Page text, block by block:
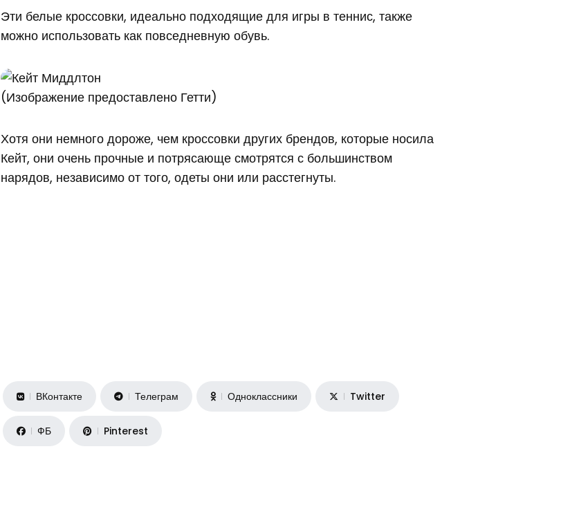
Эти белые кроссовки, идеально подходящие для игры в теннис, также
можно использовать как повседневную обувь.
(Изображение предоставлено Гетти)
Хотя они немного дороже, чем кроссовки других брендов, которые носила
Кейт, они очень прочные и потрясающе смотрятся с большинством
нарядов, независимо от того, одеты они или расстегнуты.
ВКонтакте Телеграм Одноклассники Twitter
ФБ Pinterest